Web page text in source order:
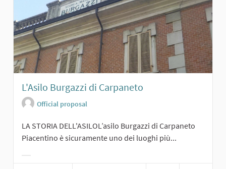
L'Asilo Burgazzi di Carpaneto
Official proposal
LA STORIA DELL'ASILOL’asilo Burgazzi di Carpaneto
Piacentino è sicuramente uno dei luoghi più...